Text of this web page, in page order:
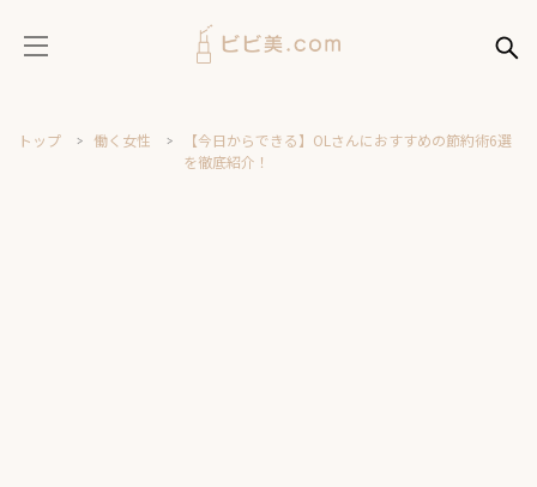
トップ 働く女性
【今日からできる】OLさんにおすすめの節約術6選
を徹底紹介！